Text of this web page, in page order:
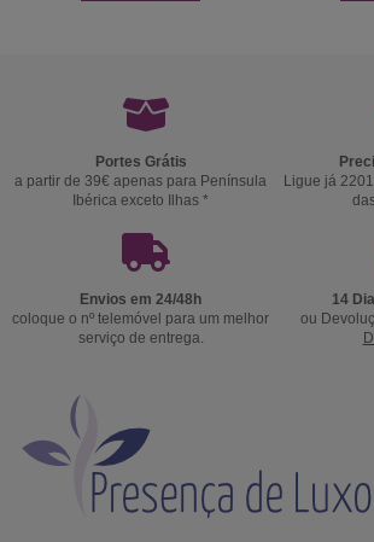
Portes Grátis
a partir de 39€ apenas para Península
Ibérica exceto Ilhas *
Ligue já
Envios em 24/48h
coloque o nº telemóvel para um melhor
serviço de entrega.
14
ou